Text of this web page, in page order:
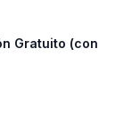
Gratuito (con